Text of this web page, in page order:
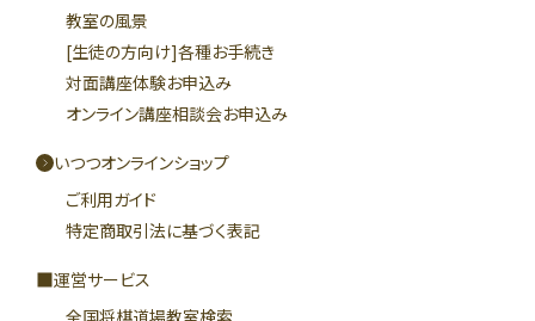
教室の風景
[生徒の方向け]各種お手続き
対面講座体験お申込み
オンライン講座相談会お申込み
いつつオンラインショップ
ご利用ガイド
特定商取引法に基づく表記
運営サービス
全国将棋道場教室検索